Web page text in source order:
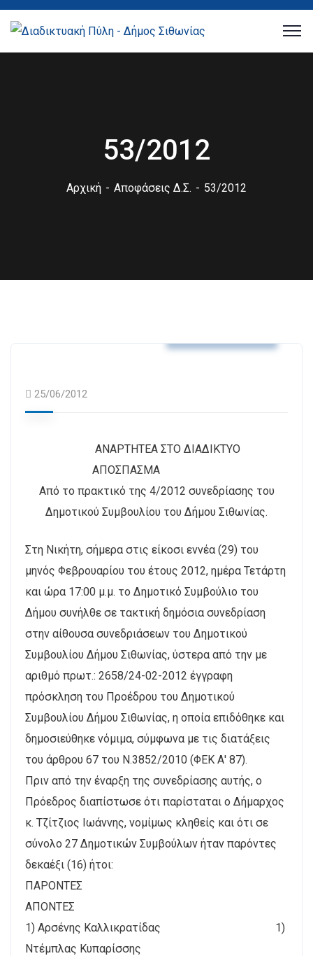
53/2012
Αρχική Αποφάσεις Δ.Σ. 53/2012
25/06/2012
ΑΝΑΡΤΗΤΕΑ ΣΤΟ ΔΙΑΔΙΚΤΥΟ
ΑΠΟΣΠΑΣΜΑ
Από το πρακτικό της 4/2012 συνεδρίασης του
Δημοτικού Συμβουλίου του Δήμου Σιθωνίας.
Στη Νικήτη, σήμερα στις είκοσι εννέα (29) του
μηνός Φεβρουαρίου του έτους 2012, ημέρα Τετάρτη
και ώρα 17:00 μ.μ. το Δημοτικό Συμβούλιο του
Δήμου συνήλθε σε τακτική δημόσια συνεδρίαση
στην αίθουσα συνεδριάσεων του Δημοτικού
Συμβουλίου Δήμου Σιθωνίας, ύστερα από την με
αριθμό πρωτ.: 2658/24-02-2012 έγγραφη
πρόσκληση του Προέδρου του Δημοτικού
Συμβουλίου Δήμου Σιθωνίας, η οποία επιδόθηκε και
δημοσιεύθηκε νόμιμα, σύμφωνα με τις διατάξεις
του άρθρου 67 του Ν.3852/2010 (ΦΕΚ Α' 87).
Πριν από την έναρξη της συνεδρίασης αυτής, ο
Πρόεδρος διαπίστωσε ότι παρίσταται ο Δήμαρχος
κ. Τζίτζιος Ιωάννης, νομίμως κληθείς και ότι σε
σύνολο 27 Δημοτικών Συμβούλων ήταν παρόντες
δεκαέξι (16) ήτοι:
ΠΑΡΟΝΤΕΣ
ΑΠΟΝΤΕΣ
1) Αρσένης Καλλικρατίδας 1)
Ντέμπλας Κυπαρίσσης